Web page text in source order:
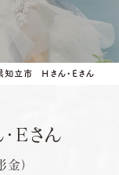
約指輪
念日リング
知立市 Ｈさん・Ｅさん
Ｅさん
）
2756
6676